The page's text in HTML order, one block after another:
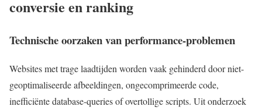
conversie en ranking
Technische oorzaken van performance-problemen
Websites met trage laadtijden worden vaak gehinderd door niet-
geoptimaliseerde afbeeldingen, ongecomprimeerde code,
inefficiënte database-queries of overtollige scripts. Uit onderzoek